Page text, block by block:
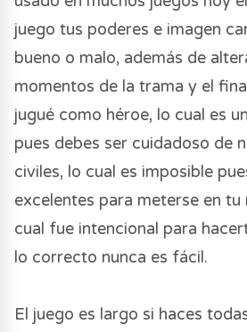
juego tus poderes e imagen
bueno o malo, además de
momentos de la trama y el
jugué como héroe, lo cual es
pues debes ser cuidadoso de
civiles, lo cual es imposible
excelentes para meterse en tu
cual fue intencional para
lo correcto nunca es fácil.
El juego es largo si haces